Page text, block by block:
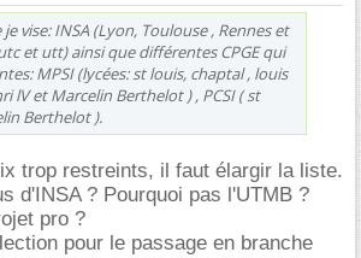
vise: INSA (Lyon, Toulouse , Rennes et
et utt) ainsi que différentes CPGE qui
MPSI (lycées: st louis, chaptal , louis
lV et Marcelin Berthelot ) , PCSI ( st
Berthelot ).
trop restreints, il faut élargir la liste.
d'INSA ? Pourquoi pas l'UTMB ?
pro ?
pour le passage en branche